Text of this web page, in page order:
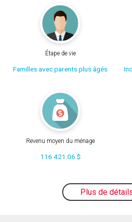
Étape de vie
Familles avec parents plus âgés
Revenu moyen du ménage
116 421.06 $
Plus de